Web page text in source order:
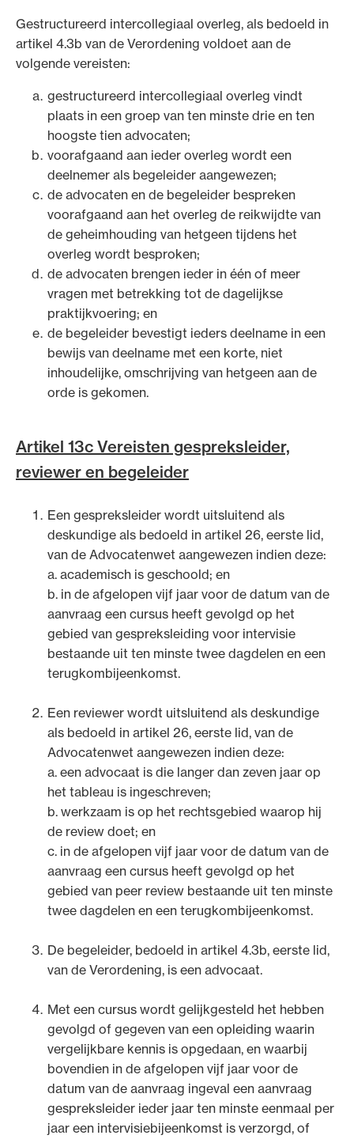
Gestructureerd intercollegiaal overleg, als bedoeld in
artikel 4.3b van de Verordening voldoet aan de
volgende vereisten:
gestructureerd intercollegiaal overleg vindt
plaats in een groep van ten minste drie en ten
hoogste tien advocaten;
voorafgaand aan ieder overleg wordt een
deelnemer als begeleider aangewezen;
de advocaten en de begeleider bespreken
voorafgaand aan het overleg de reikwijdte van
de geheimhouding van hetgeen tijdens het
overleg wordt besproken;
de advocaten brengen ieder in één of meer
vragen met betrekking tot de dagelijkse
praktijkvoering; en
de begeleider bevestigt ieders deelname in een
bewijs van deelname met een korte, niet
inhoudelijke, omschrijving van hetgeen aan de
orde is gekomen.
Artikel 13c Vereisten gespreksleider,
reviewer en begeleider
Een gespreksleider wordt uitsluitend als
deskundige als bedoeld in artikel 26, eerste lid,
van de Advocatenwet aangewezen indien deze:
a. academisch is geschoold; en
b. in de afgelopen vijf jaar voor de datum van de
aanvraag een cursus heeft gevolgd op het
gebied van gespreksleiding voor intervisie
bestaande uit ten minste twee dagdelen en een
terugkombijeenkomst.
Een reviewer wordt uitsluitend als deskundige
als bedoeld in artikel 26, eerste lid, van de
Advocatenwet aangewezen indien deze:
a. een advocaat is die langer dan zeven jaar op
het tableau is ingeschreven;
b. werkzaam is op het rechtsgebied waarop hij
de review doet; en
c. in de afgelopen vijf jaar voor de datum van de
aanvraag een cursus heeft gevolgd op het
gebied van peer review bestaande uit ten minste
twee dagdelen en een terugkombijeenkomst.
De begeleider, bedoeld in artikel 4.3b, eerste lid,
van de Verordening, is een advocaat.
Met een cursus wordt gelijkgesteld het hebben
gevolgd of gegeven van een opleiding waarin
vergelijkbare kennis is opgedaan, en waarbij
bovendien in de afgelopen vijf jaar voor de
datum van de aanvraag ingeval een aanvraag
gespreksleider ieder jaar ten minste eenmaal per
jaar een intervisiebijeenkomst is verzorgd, of